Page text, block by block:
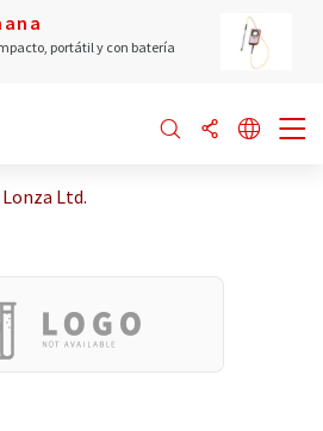
portátil y con batería
Lonza Ltd.